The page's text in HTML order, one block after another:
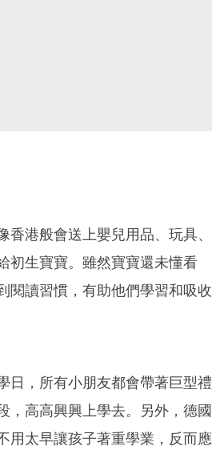
港般會送上嬰兒用品、玩具、
初生寶寶。雖然寶寶還未懂看
閱讀習慣，有助他們學習和吸收
日，所有小朋友都會帶著巨型禮
，高高興興上學去。另外，德國
用太早讓孩子著重學業，反而應